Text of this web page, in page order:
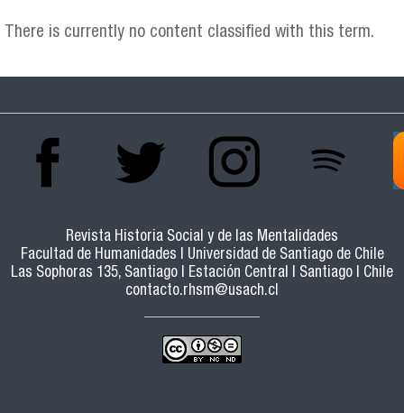
There is currently no content classified with this term.
Revista Historia Social y de las Mentalidades
Facultad de Humanidades | Universidad de Santiago de Chile
Las Sophoras 135, Santiago | Estación Central | Santiago | Chile
contacto.rhsm@usach.cl